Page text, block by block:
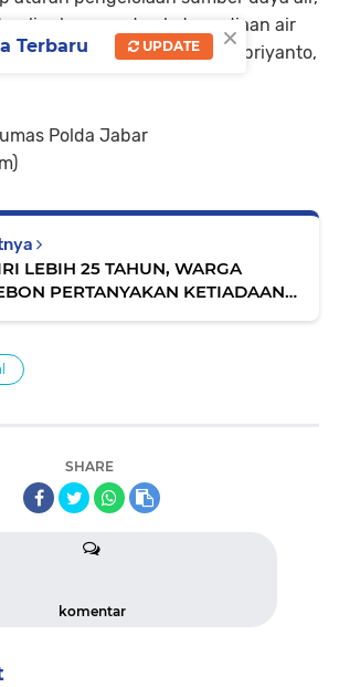
lingkungan dan ketersediaan air
pungkas H. Agus Brow Supriyanto,
Polda Jabar
LEBIH 25 TAHUN, WARGA
PERTANYAKAN KETIADAAN
SHARE
komentar
×
Terbaru UPDATE